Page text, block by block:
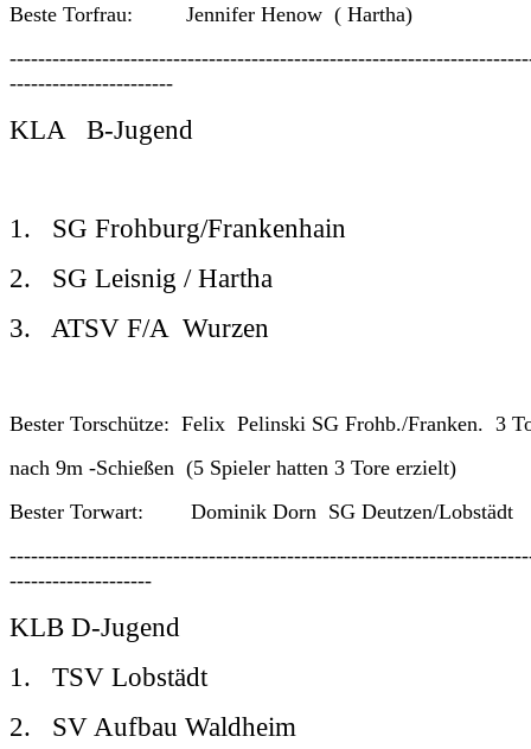
Beste Torfrau: Jennifer Henow ( Hartha)
-----------------------
KLA B-Jugend
1. SG Frohburg/Frankenhain
2. SG Leisnig / Hartha
3. ATSV F/A Wurzen
Bester Torschütze: Felix Pelinski SG Frohb./Franken. 3
nach 9m -Schießen (5 Spieler hatten 3 Tore erzielt)
Bester Torwart: Dominik Dorn SG Deutzen/Lobstädt
--------------------
KLB D-Jugend
1. TSV Lobstädt
2. SV Aufbau Waldheim